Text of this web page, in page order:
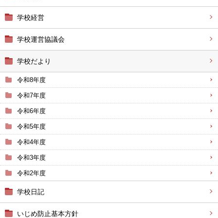
学校経営
学校運営協議会
学校だより
令和8年度
令和7年度
令和6年度
令和5年度
令和4年度
令和3年度
令和2年度
学校日記
いじめ防止基本方針